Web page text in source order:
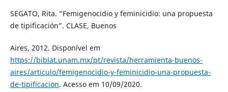
SEGATO, Rita. “Femigenocidio y feminicidio: una propuesta
de tipificación”. CLASE, Buenos
Aires, 2012. Disponível em
https://biblat.unam.mx/pt/revista/herramienta-buenos-
aires/articulo/femigenocidio-y-feminicidio-una-propuesta-
de-tipificacion. Acesso em 10/09/2020.